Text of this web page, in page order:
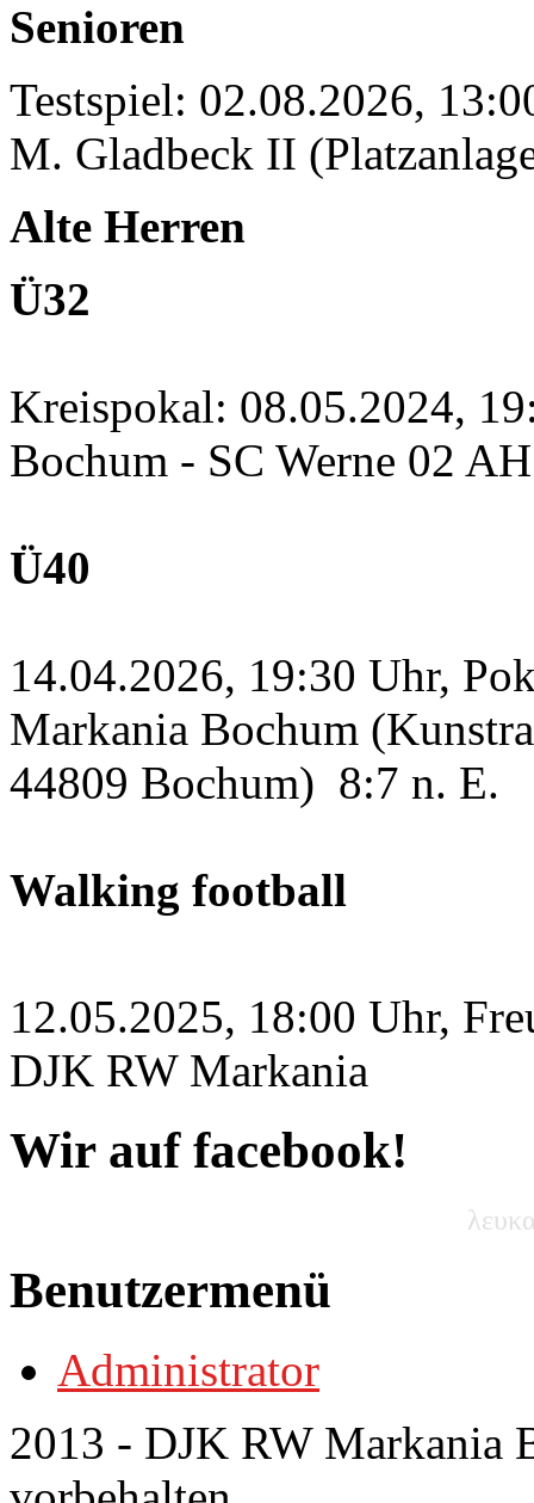
Senioren
Testspiel: 02.08.2026,
M. Gladbeck II
Alte Herren
Ü32
Kreispokal: 08.05.2024,
Bochum - SC Werne 02
Ü40
14.04.2026, 19:30 Uhr,
Markania Bochum
44809 Bochum) 8:7 n. E.
Walking football
12.05.2025, 18:00 Uhr,
DJK RW Markania
Wir auf facebook!
Benutzermenü
Administrator
2013 - DJK RW Markania